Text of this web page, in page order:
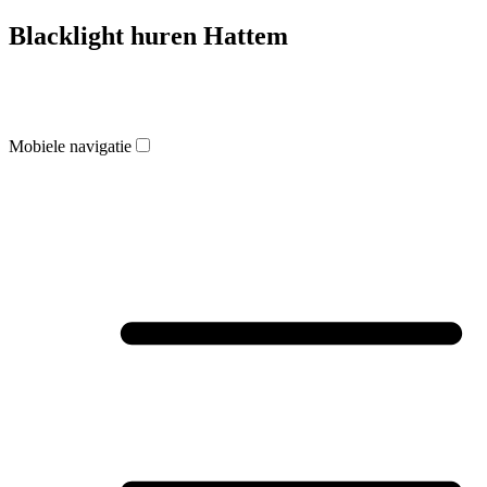
Blacklight huren Hattem
Mobiele navigatie